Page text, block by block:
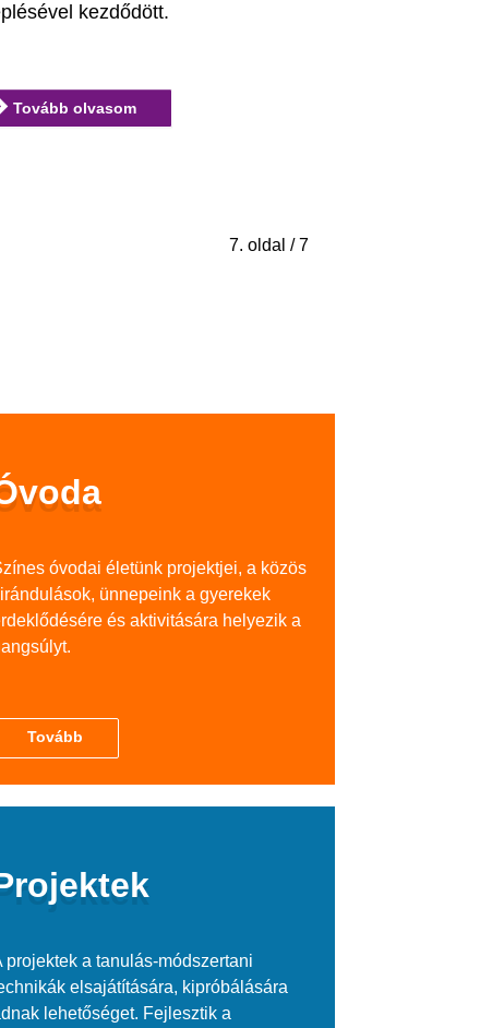
kezdődött.
Tovább olvasom
7. oldal / 7
óvodai életünk projektjei, a közös
ünnepeink a gyerekek
és aktivitására helyezik a
Tovább
projektek a tanulás-módszertani
elsajátítására, kipróbálására
lehetőséget. Fejlesztik a